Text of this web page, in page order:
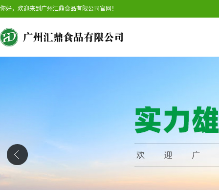
你好，欢迎来到广州汇鼎食品有限公司官网！